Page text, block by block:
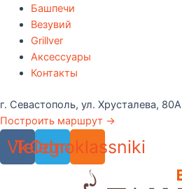
Башпечи
Везувий
Grillver
Аксессуары
Контакты
г. Севастополь, ул. Хрусталева, 80А
Построить маршрут →
Vk
Telegram
Odnoklassniki